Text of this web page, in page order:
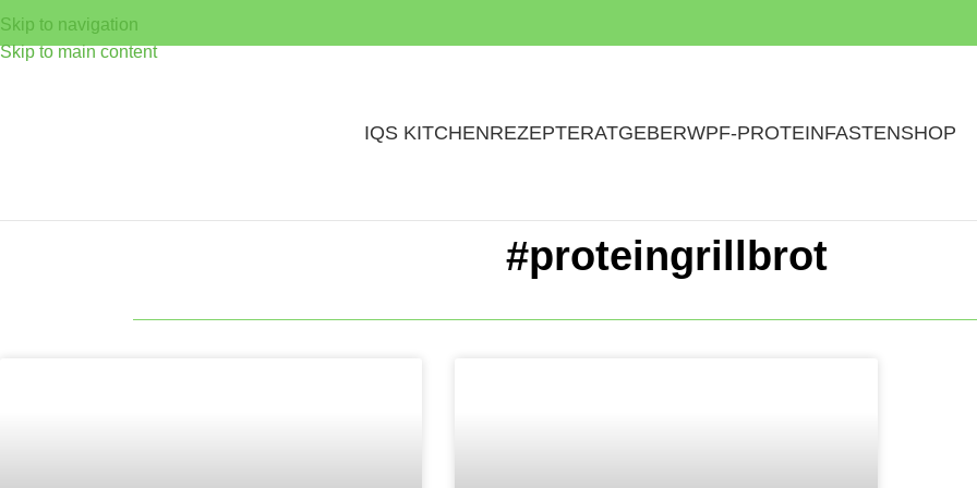
Skip to navigation
Skip to main content
IQS KITCHENREZEPTERATGEBERWPF-PROTEINFASTENSHOP
#proteingrillbrot